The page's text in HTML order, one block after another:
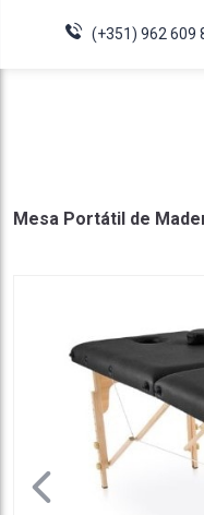
(+351) 962 609
Mesa Portátil de